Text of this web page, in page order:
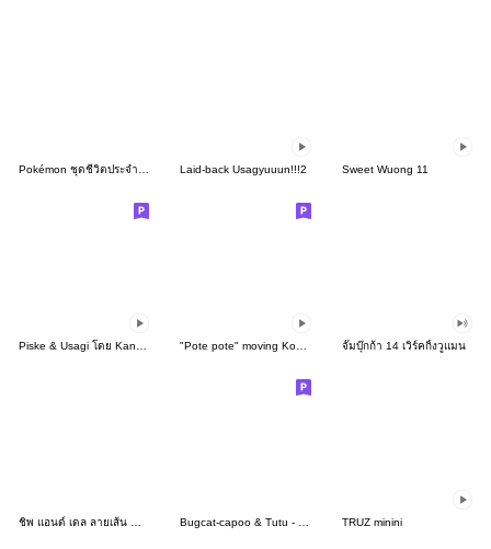
Laid-back Usagyuuun!!!2 Sweet Wuong 11
จั๊มบุ๊กก้า 14 เวิร์คกิ้งวูแมน
ชิพ แอนด์ เดล ลายเส้น mofuya♪ Bugcat-capoo & Tutu - big heart TRUZ minini